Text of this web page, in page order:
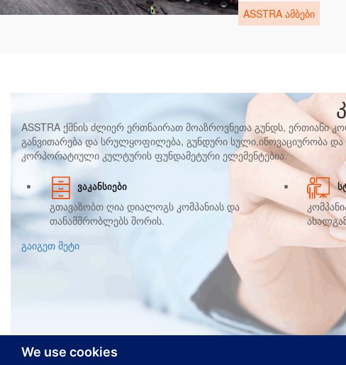
We use cookies
ASSTRA ᲐᲛᲑᲔᲑᲘ
ASSTRA ქმნის ძლიერ ერთნაირათ მოაზროვნეთა გუნდს, ერთიანი
განვითარება და სრულყოფილება, გუნდური სული,ინოვაციურობა და
კორპორატიული კულტურის ფუნდამეტური ელემენტებია.
ᲕᲐᲙᲐᲜᲡᲘᲔᲑᲘ
გთავაზობთ ღია დიალოგს კომპანიას და
თანამშრობლებს შორის.
გაიგეთ მეტი